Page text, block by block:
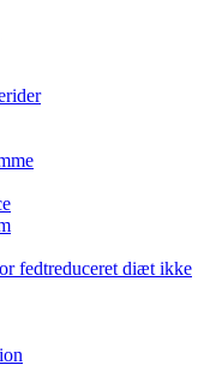
fedtreduceret diæt ikke